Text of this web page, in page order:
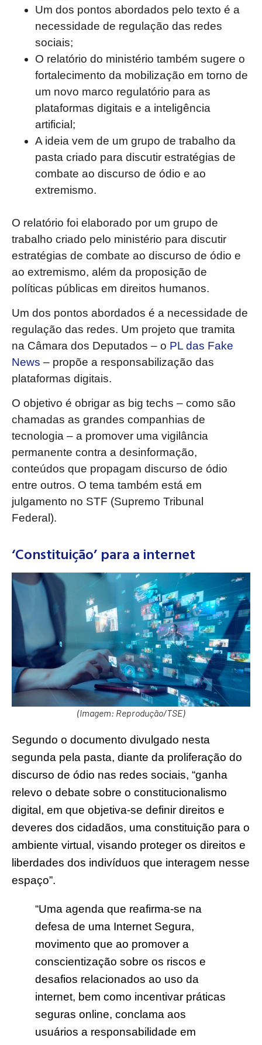
Um dos pontos abordados pelo texto é a
necessidade de regulação das redes
sociais;
O relatório do ministério também sugere o
fortalecimento da mobilização em torno de
um novo marco regulatório para as
plataformas digitais e a inteligência
artificial;
A ideia vem de um grupo de trabalho da
pasta criado para discutir estratégias de
combate ao discurso de ódio e ao
extremismo.
O relatório foi elaborado por um grupo de
trabalho criado pelo ministério para discutir
estratégias de combate ao discurso de ódio e
ao extremismo, além da proposição de
políticas públicas em direitos humanos.
Um dos pontos abordados é a necessidade de
regulação das redes. Um projeto que tramita
na Câmara dos Deputados – o PL das Fake
News – propõe a responsabilização das
plataformas digitais.
O objetivo é obrigar as big techs – como são
chamadas as grandes companhias de
tecnologia – a promover uma vigilância
permanente contra a desinformação,
conteúdos que propagam discurso de ódio
entre outros. O tema também está em
julgamento no STF (Supremo Tribunal
Federal).
‘Constituição’ para a internet
(Imagem: Reprodução/TSE)
Segundo o documento divulgado nesta
segunda pela pasta, diante da proliferação do
discurso de ódio nas redes sociais, “ganha
relevo o debate sobre o constitucionalismo
digital, em que objetiva-se definir direitos e
deveres dos cidadãos, uma constituição para o
ambiente virtual, visando proteger os direitos e
liberdades dos indivíduos que interagem nesse
espaço”.
“Uma agenda que reafirma-se na
defesa de uma Internet Segura,
movimento que ao promover a
conscientização sobre os riscos e
desafios relacionados ao uso da
internet, bem como incentivar práticas
seguras online, conclama aos
usuários a responsabilidade em